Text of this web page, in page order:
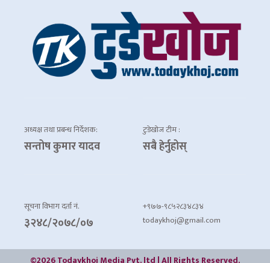
अध्यक्ष तथा प्रबन्ध निर्देशक:
सन्तोष कुमार यादव
टुडेखोज टीम :
सबै हेर्नुहोस्
सूचना विभाग दर्ता नं.
३२४८/२०७८/०७
+९७७-९८५२८३४८३४
todaykhoj@gmail.com